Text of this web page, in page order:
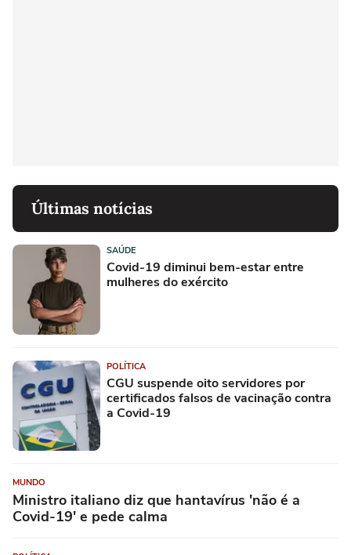
Últimas notícias
SAÚDE
Covid-19 diminui bem-estar entre
mulheres do exército
POLÍTICA
CGU suspende oito servidores por
certificados falsos de vacinação contra
a Covid-19
MUNDO
Ministro italiano diz que hantavírus 'não é a
Covid-19' e pede calma